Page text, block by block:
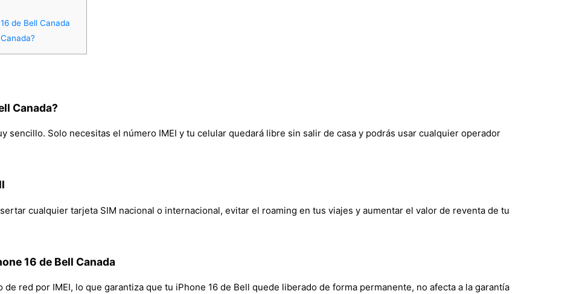
de Bell Canada
Canada?
sencillo. Solo necesitas el número IMEI y tu celular quedará libre sin salir de casa y podrás usar cualquier operador
cualquier tarjeta SIM nacional o internacional, evitar el roaming en tus viajes y aumentar el valor de reventa de tu
16 de Bell Canada
red por IMEI, lo que garantiza que tu iPhone 16 de Bell quede liberado de forma permanente, no afecta a la garantía